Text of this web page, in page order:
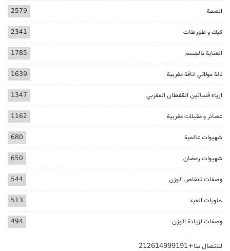
الصحة 2579
كيك و طورطات 2341
العناية بالجسم 1785
لالة مولاتي اناقة مغربية 1639
ازياء فساتين القفطان المغربي 1347
عصائر و مقبلات مغربية 1162
شهيوات عالمية 680
شهيوات رمضان 650
وصفات لانقاص الوزن 544
حلويات العيد 513
وصفات لزيادة الوزن 494
للاتصال بنا+212614999191